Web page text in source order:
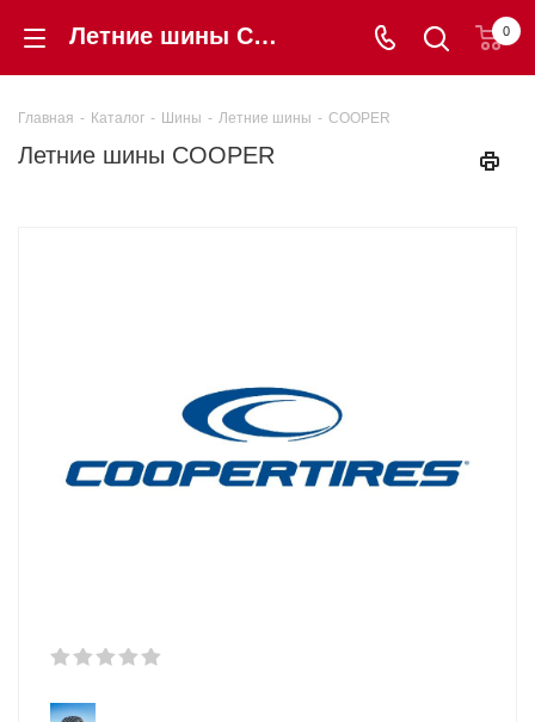
Летние шины COOPER - купить в интернет-магазине shintorg39.ru по низкой цене в Калининграде, авторезина COOPER с гарантией! 0
Главная - Каталог - Шины - Летние шины - COOPER
Летние шины COOPER